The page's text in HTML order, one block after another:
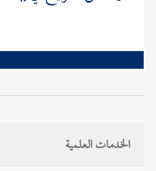
الخدمات العلمية